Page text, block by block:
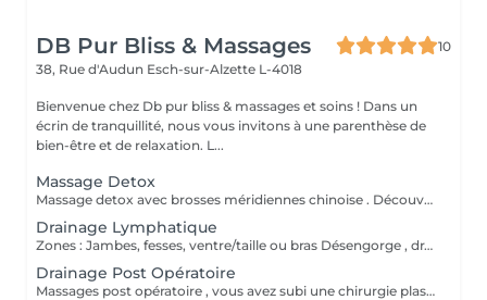
DB Pur Bliss & Massages
10
38, Rue d'Audun Esch-sur-Alzette L-4018
Bienvenue chez Db pur bliss & massages et soins ! Dans un
écrin de tranquillité, nous vous invitons à une parenthèse de
bien-être et de relaxation. L...
Massage Detox
Massage detox avec brosses méridiennes chinoise . Découvrez le massage chinois detox . Méthode Chinoise pour lisser la peau , déloger les graisses stoker et loger .
Drainage Lymphatique
Zones : Jambes, fesses, ventre/taille ou bras Désengorge , draine , dégonfles . Meilleurs circulation et sensation de légèreté .
Drainage Post Opératoire
Massages post opératoire , vous avez subi une chirurgie plastique, vous avez besoin d'un drainage , je suis à votre service pour que votre convalescence et rétablissement ce passe au mieux . Massage doux , drainant visant à désengorger les tissus et améliorer la cicatrisation .